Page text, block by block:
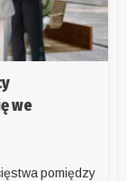
we
pomiędzy